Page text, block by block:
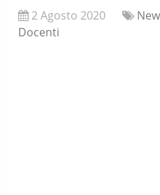
2 Agosto 2020
Docenti